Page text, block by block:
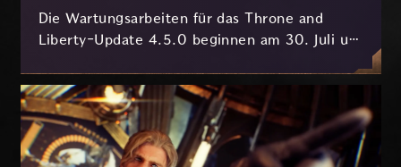
Die Wartungsarbeiten für das Throne and
Liberty-Update 4.5.0 beginnen am 30. Juli um
Stunden.